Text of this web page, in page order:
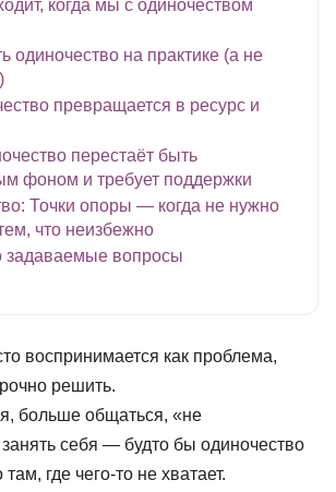
когда мы с одиночеством
одиночество на практике (а не
превращается в ресурс и
перестаёт быть
фоном и требует поддержки
Точки опоры — когда не нужно
что неизбежно
задаваемые вопросы
воспринимается как проблема,
решить.
больше общаться, «не
занять себя — будто бы одиночество
там, где чего-то не хватает.